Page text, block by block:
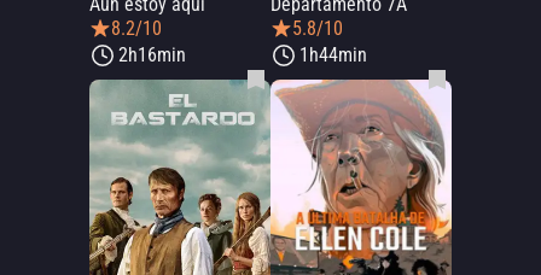
8.2/10
2h16min
5.8/10
1h44min